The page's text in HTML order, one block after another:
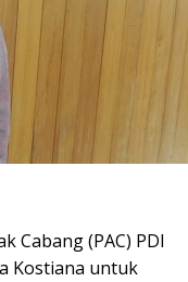
Cabang (PAC) PDI
Kostiana untuk